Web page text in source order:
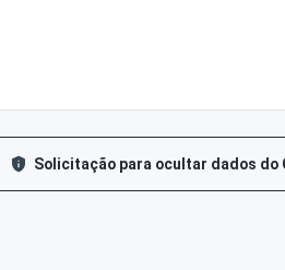
Solicitação para ocultar dados do